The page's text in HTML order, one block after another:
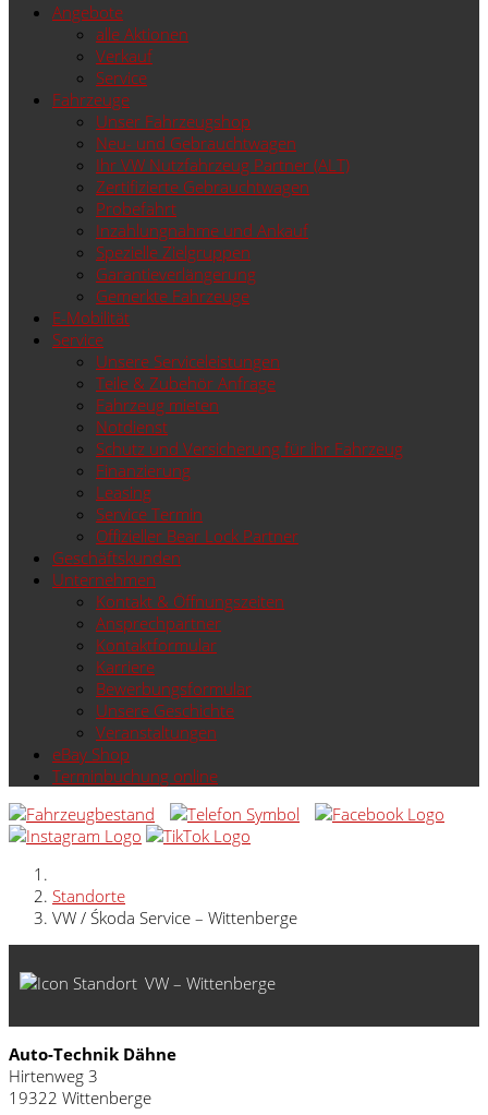
Angebote
alle Aktionen
Verkauf
Service
Fahrzeuge
Unser Fahrzeugshop
Neu- und Gebrauchtwagen
Ihr VW Nutzfahrzeug Partner (ALT)
Zertifizierte Gebrauchtwagen
Probefahrt
Inzahlungnahme und Ankauf
Spezielle Zielgruppen
Garantieverlängerung
Gemerkte Fahrzeuge
E-Mobilität
Service
Unsere Serviceleistungen
Teile & Zubehör Anfrage
Fahrzeug mieten
Notdienst
Schutz und Versicherung für ihr Fahrzeug
Finanzierung
Leasing
Service Termin
Offizieller Bear Lock Partner
Geschäftskunden
Unternehmen
Kontakt & Öffnungszeiten
Ansprechpartner
Kontaktformular
Karriere
Bewerbungsformular
Unsere Geschichte
Veranstaltungen
eBay Shop
Terminbuchung online
Standorte
VW / Śkoda Service – Wittenberge
VW – Wittenberge
Auto-Technik Dähne
Hirtenweg 3
19322 Wittenberge